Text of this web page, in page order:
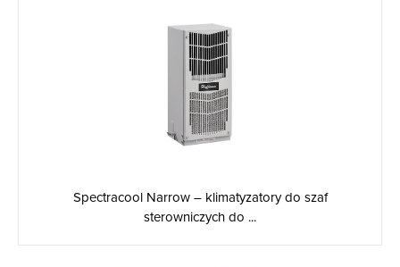
Spectracool Narrow – klimatyzatory do szaf
sterowniczych do ...